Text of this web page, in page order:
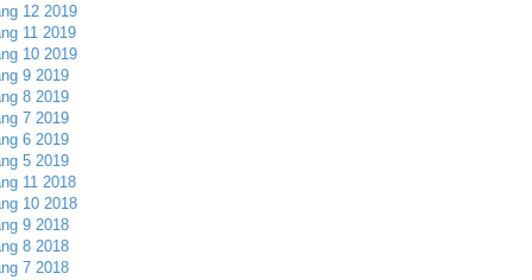
12 2019
11 2019
10 2019
9 2019
8 2019
7 2019
6 2019
5 2019
11 2018
10 2018
9 2018
8 2018
7 2018